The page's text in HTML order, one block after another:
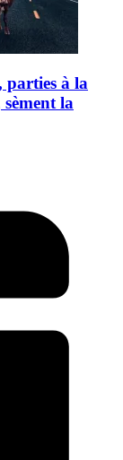
parties à la
la